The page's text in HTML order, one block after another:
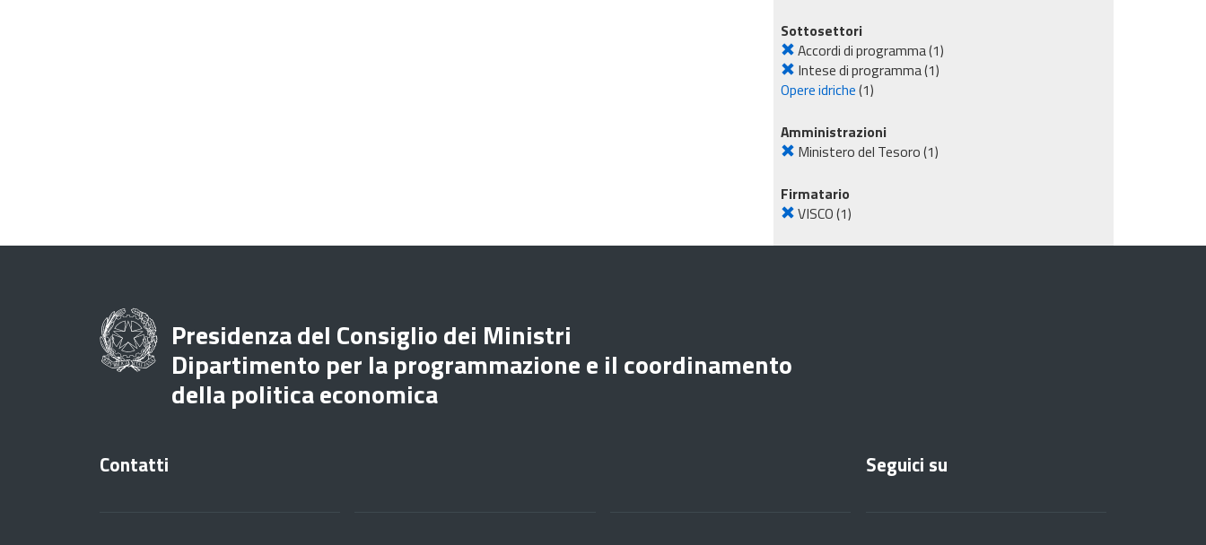
Sottosettori
Accordi di programma(1)
Intese di programma(1)
Opere idriche(1)
Amministrazioni
Ministero del Tesoro(1)
Firmatario
VISCO(1)
Presidenza del Consiglio dei Ministri
Dipartimento per la programmazione e il coordinamento
della politica economica
Contatti Seguici su